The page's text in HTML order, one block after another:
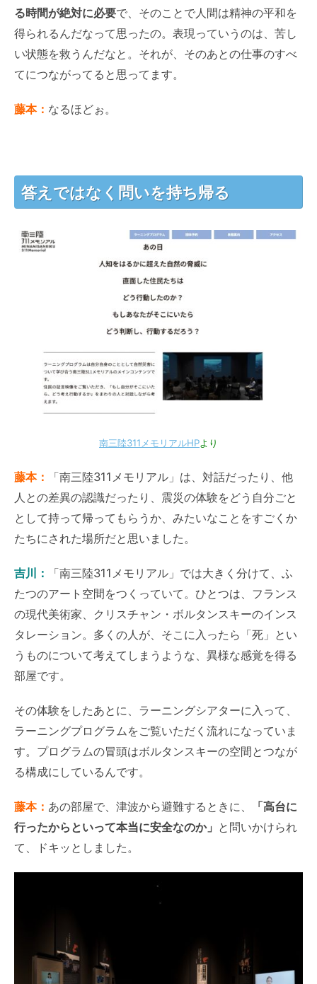
る時間が絶対に必要で、そのことで人間は精神の平和を
得られるんだなって思ったの。表現っていうのは、苦し
い状態を救うんだなと。それが、そのあとの仕事のすべ
てにつながってると思ってます。
藤本： なるほどぉ。
答えではなく問いを持ち帰る
南三陸311メモリアルHPより
藤本：
「南三陸311メモリアル」は、対話だったり、他
人との差異の認識だったり、震災の体験をどう自分ごと
として持って帰ってもらうか、みたいなことをすごくか
たちにされた場所だと思いました。
吉川：
「南三陸311メモリアル」では大きく分けて、ふ
たつのアート空間をつくっていて。ひとつは、フランス
の現代美術家、クリスチャン・ボルタンスキーのインス
タレーション。多くの人が、そこに入ったら「死」とい
うものについて考えてしまうような、異様な感覚を得る
部屋です。
その体験をしたあとに、ラーニングシアターに入って、
ラーニングプログラムをご覧いただく流れになっていま
す。プログラムの冒頭はボルタンスキーの空間とつなが
る構成にしているんです。
藤本： あの部屋で、津波から避難するときに、
「高台に
行ったからといって本当に安全なのか」 と問いかけられ
て、ドキッとしました。